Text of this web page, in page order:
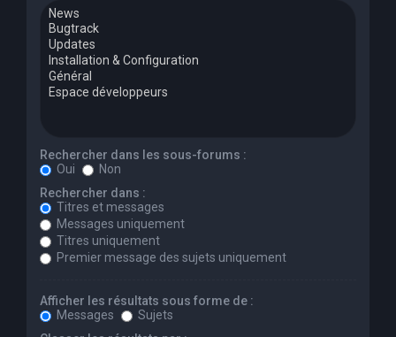
Rechercher dans les sous-forums :
Oui
Non
Rechercher dans :
Titres et messages
Messages uniquement
Titres uniquement
Premier message des sujets uniquement
Afficher les résultats sous forme de :
Messages
Sujets